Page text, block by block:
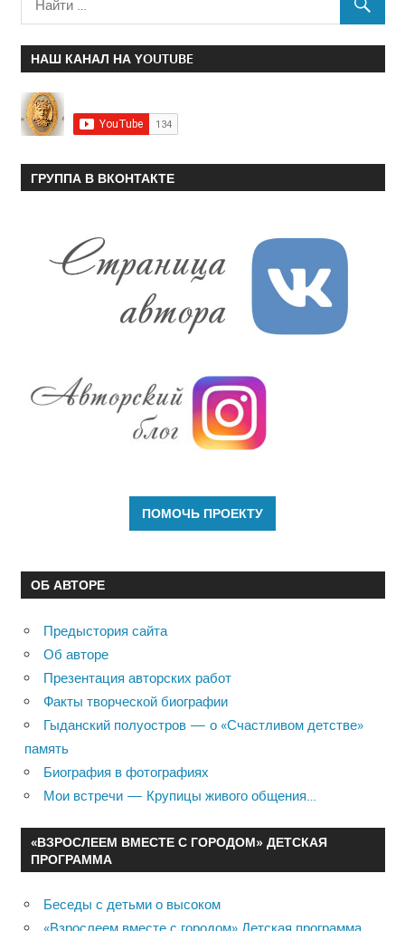
НАШ КАНАЛ НА YOUTUBE
ГРУППА В ВКОНТАКТЕ
ОБ АВТОРЕ
Предыстория сайта
Об авторе
Презентация авторских работ
Факты творческой биографии
Гыданский полуостров — о «Счастливом детстве»
память
Биография в фотографиях
Мои встречи — Крупицы живого общения…
«ВЗРОСЛЕЕМ ВМЕСТЕ С ГОРОДОМ» ДЕТСКАЯ
ПРОГРАММА
Беседы с детьми о высоком